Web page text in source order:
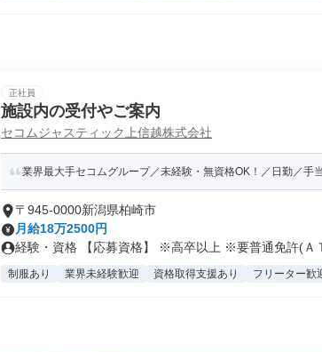
正社員
施設内の受付やご案内
セコムジャスティック上信越株式会社
業界最大手セコムグループ／未経験・無資格OK！／日勤／手
〒945-0000新潟県柏崎市
月給18万2500円
経験・資格 【応募資格】 ※高卒以上 ※要普通免許(Ａ
制服あり 業界未経験歓迎 資格取得支援あり フリーター歓